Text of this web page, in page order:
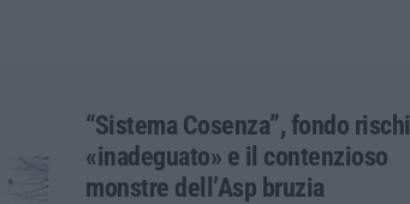
“Sistema Cosenza”, fondo rischi
«inadeguato» e il contenzioso
monstre dell’Asp bruzia